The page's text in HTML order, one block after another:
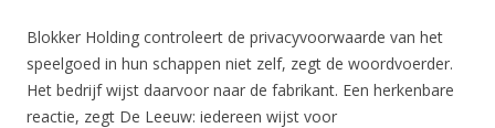
Blokker Holding controleert de privacyvoorwaarde van het
speelgoed in hun schappen niet zelf, zegt de woordvoerder.
Het bedrijf wijst daarvoor naar de fabrikant. Een herkenbare
reactie, zegt De Leeuw: iedereen wijst voor